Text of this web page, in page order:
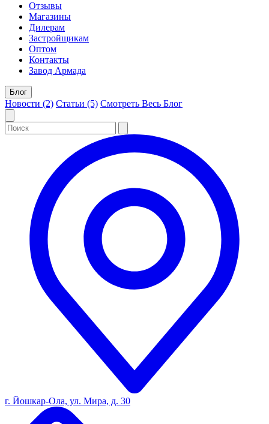
Отзывы
Магазины
Дилерам
Застройщикам
Оптом
Контакты
Завод Армада
Блог
Новости (2) Статьи (5) Смотреть Весь Блог
г. Йошкар-Ола, ул. Мира, д. 30